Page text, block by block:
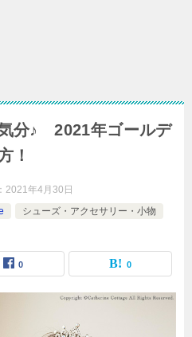
分♪ 2021年ゴールデ
！
2021年4月30日
シューズ・アクセサリー・小物
0 0